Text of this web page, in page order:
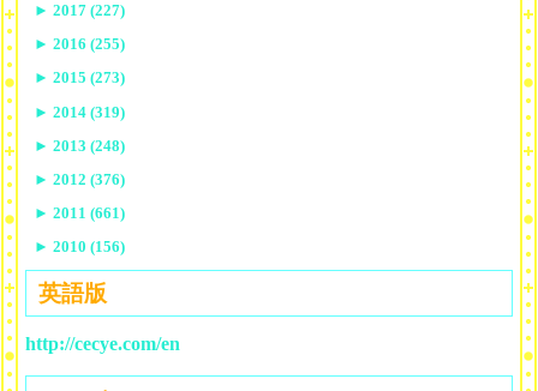
► 2017 (227)
► 2016 (255)
► 2015 (273)
► 2014 (319)
► 2013 (248)
► 2012 (376)
► 2011 (661)
► 2010 (156)
英語版
http://cecye.com/en